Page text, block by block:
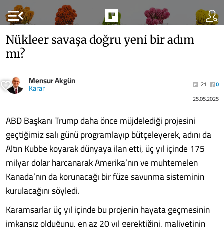
menu_open
Nükleer savaşa doğru yeni bir adım
mı?
Mensur Akgün
Karar 21
0
25.05.2025
ABD Başkanı Trump daha önce müjdelediği projesini
geçtiğimiz salı günü programlayıp bütçeleyerek, adını da
Altın Kubbe koyarak dünyaya ilan etti, üç yıl içinde 175
milyar dolar harcanarak Amerika’nın ve muhtemelen
Kanada’nın da korunacağı bir füze savunma sisteminin
kurulacağını söyledi.
Karamsarlar üç yıl içinde bu projenin hayata geçmesinin
imkansız olduğunu, en az 20 yıl gerektiğini, maliyetinin